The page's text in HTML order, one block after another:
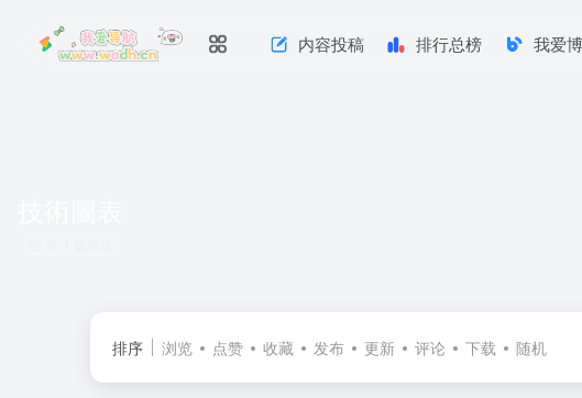
内容投稿 排行总榜 我爱
排序 浏览 点赞 收藏 发布 更新 评论 下载 随机